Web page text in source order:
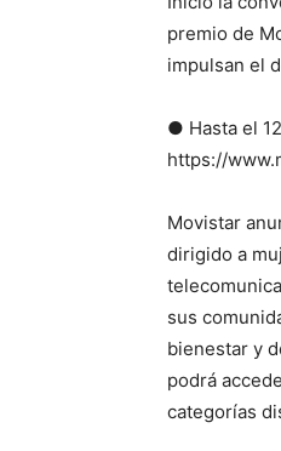
premio de
impulsan el
● Hasta el
https://
Movistar
dirigido a
sus
bienestar y
podrá
categorías